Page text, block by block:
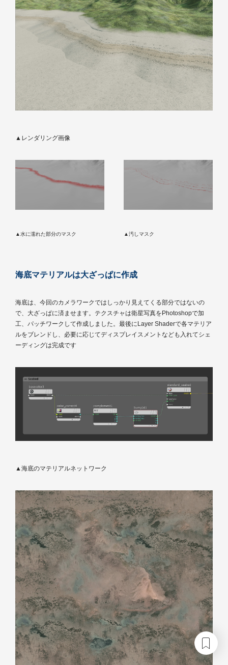
▲レンダリング画像
▲水に濡れた部分のマスク ▲汚しマスク
海底マテリアルは大ざっぱに作成
海底は、今回のカメラワークではしっかり見えてくる部分ではないの
で、大ざっぱに済ませます。テクスチャは衛星写真をPhotoshopで加
工、パッチワークして作成しました。最後にLayer Shaderで各マテリア
ルをブレンドし、必要に応じてディスプレイスメントなども入れてシェ
ーディングは完成です
▲海底のマテリアルネットワーク